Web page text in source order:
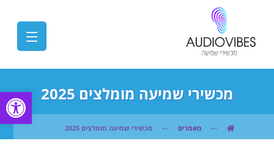
מכשירי שמיעה מומלצים 2025
מאמרים מכשירי שמיעה מומלצים 2025